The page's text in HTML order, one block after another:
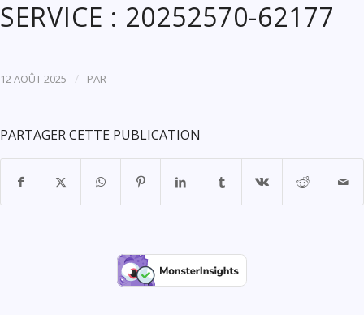
SERVICE : 20252570-62177
12 AOÛT 2025 / PAR
PARTAGER CETTE PUBLICATION